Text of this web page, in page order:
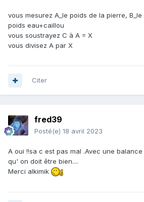
vous mesurez A_le poids de la pierre,
poids eau+caillou
vous soustrayez C à A = X
vous divisez A par X
Citer
fred39
Posté(e) 18 avril 2023
A oui !!sa c est pas mal .Avec une
qu' on doit être bien....
Merci alkimik